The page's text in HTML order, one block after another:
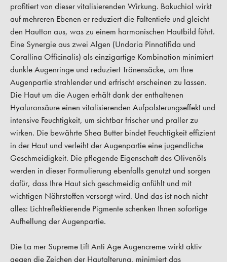
profitiert von dieser vitalisierenden Wirkung. Bakuchiol wirkt
auf mehreren Ebenen er reduziert die Faltentiefe und gleicht
den Hautton aus, was zu einem harmonischen Hautbild führt.
Eine Synergie aus zwei Algen (Undaria Pinnatifida und
Corallina Officinalis) als einzigartige Kombination minimiert
dunkle Augenringe und reduziert Tränensäcke, um Ihre
Augenpartie strahlender und erfrischt erscheinen zu lassen.
Die Haut um die Augen erhält dank der enthaltenen
Hyaluronsäure einen vitalisierenden Aufpolsterungseffekt und
intensive Feuchtigkeit, um sichtbar frischer und praller zu
wirken. Die bewährte Shea Butter bindet Feuchtigkeit effizient
in der Haut und verleiht der Augenpartie eine jugendliche
Geschmeidigkeit. Die pflegende Eigenschaft des Olivenöls
werden in dieser Formulierung ebenfalls genutzt und sorgen
dafür, dass Ihre Haut sich geschmeidig anfühlt und mit
wichtigen Nährstoffen versorgt wird. Und das ist noch nicht
alles: Lichtreflektierende Pigmente schenken Ihnen sofortige
Aufhellung der Augenpartie.
Die La mer Supreme Lift Anti Age Augencreme wirkt aktiv
gegen die Zeichen der Hautalterung, minimiert das